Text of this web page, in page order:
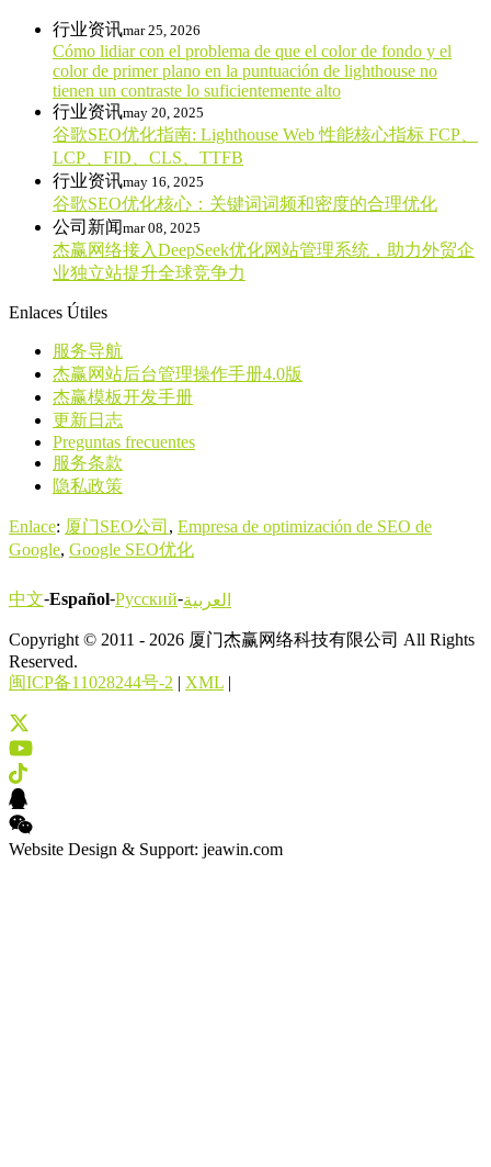
行业资讯mar 25, 2026
Cómo lidiar con el problema de que el color de fondo y el
color de primer plano en la puntuación de lighthouse no
tienen un contraste lo suficientemente alto
行业资讯may 20, 2025
谷歌SEO优化指南: Lighthouse Web 性能核心指标 FCP、
LCP、FID、CLS、TTFB
行业资讯may 16, 2025
谷歌SEO优化核心：关键词词频和密度的合理优化
公司新闻mar 08, 2025
杰赢网络接入DeepSeek优化网站管理系统，助力外贸企
业独立站提升全球竞争力
Enlaces Útiles
服务导航
杰赢网站后台管理操作手册4.0版
杰赢模板开发手册
更新日志
Preguntas frecuentes
服务条款
隐私政策
Enlace: 厦门SEO公司 , Empresa de optimización de SEO de
Google, Google SEO优化
中文-Español-Русский-العربية
Copyright © 2011 - 2026 厦门杰赢网络科技有限公司 All Rights
Reserved.
闽ICP备11028244号-2 | XML |
Website Design & Support: jeawin.com